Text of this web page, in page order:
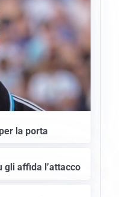
la porta
gli affida l’attacco